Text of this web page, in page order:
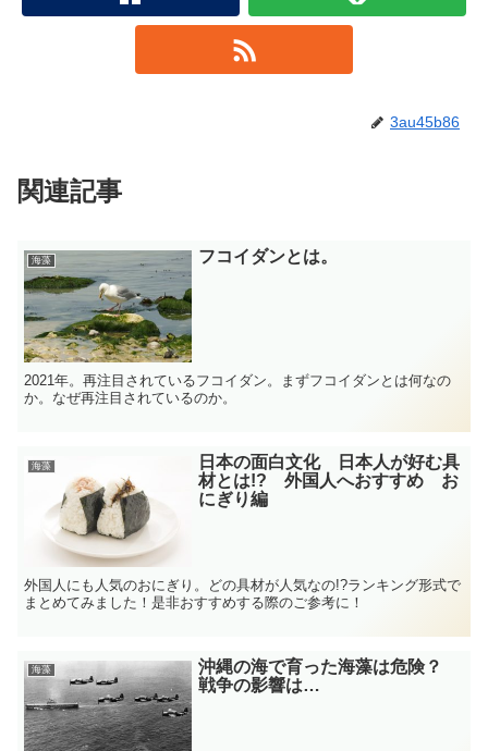
3au45b86
関連記事
海藻 フコイダンとは。
2021年。再注目されているフコイダン。まずフコイダンとは何なの
か。なぜ再注目されているのか。
海藻
日本の面白文化 日本人が好む具
材とは!? 外国人へおすすめ お
にぎり編
外国人にも人気のおにぎり。どの具材が人気なの!?ランキング形式で
まとめてみました！是非おすすめする際のご参考に！
海藻
沖縄の海で育った海藻は危険？
戦争の影響は…